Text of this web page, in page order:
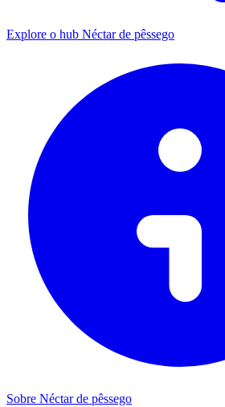
Explore o hub Néctar de pêssego
Sobre Néctar de pêssego